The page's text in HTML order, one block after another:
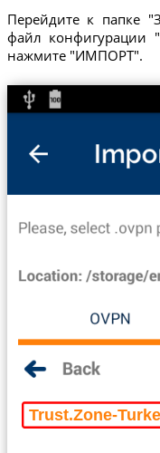
Перейдите к папке
файл конфигурации
нажмите "ИМПОРТ".
Trust.Zone-